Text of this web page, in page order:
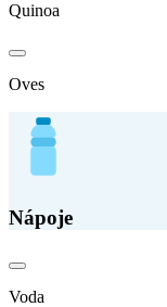
Quinoa
Oves
Nápoje
Voda